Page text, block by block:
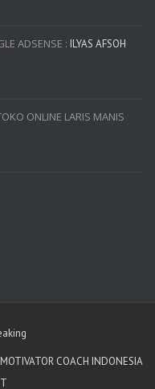
ADSENSE : ILYAS AFSOH
ONLINE LARIS MANIS
COACH INDONESIA